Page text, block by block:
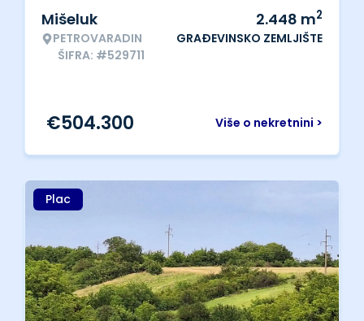
Mišeluk
PETROVARADIN
ŠIFRA: #529711
2.448 m2
GRAĐEVINSKO ZEMLJIŠTE
Više o nekretnini >
€504.300
Plac